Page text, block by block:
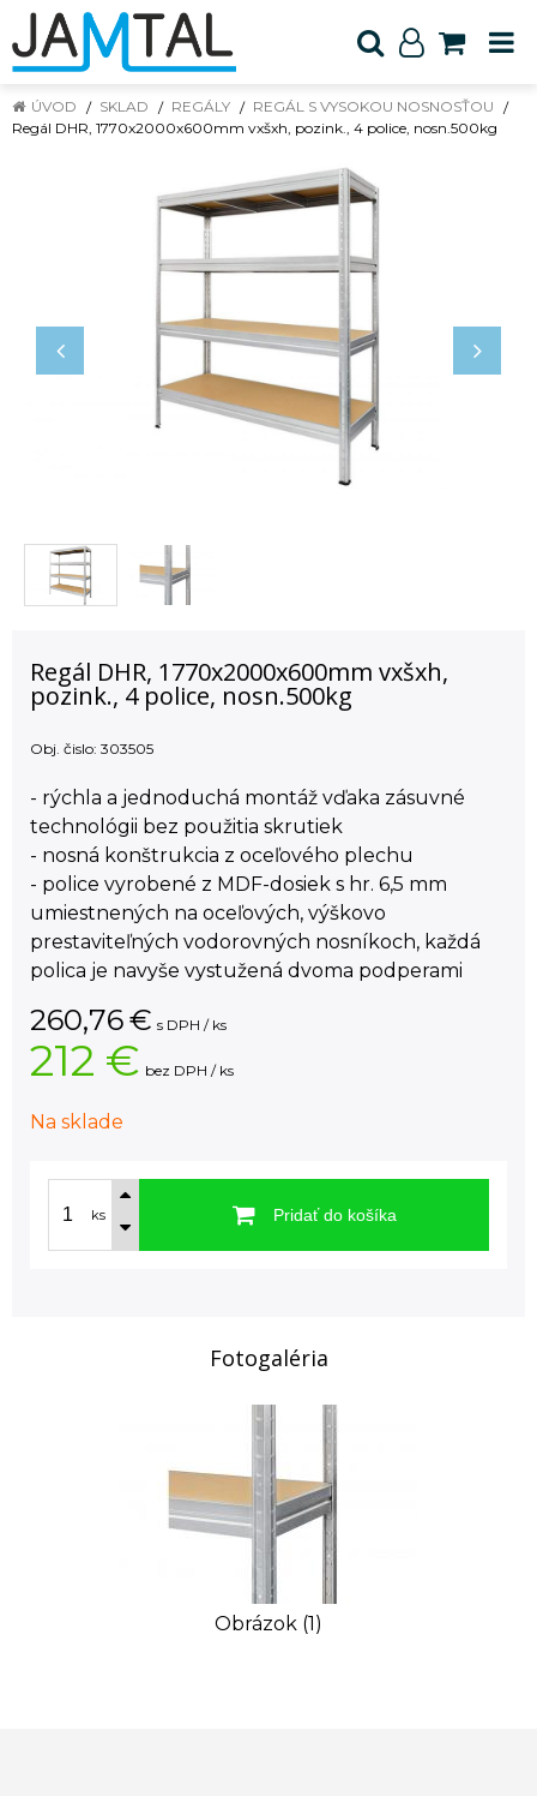
ÚVOD SKLAD REGÁLY
REGÁL S VYSOKOU NOSNOSŤOU
Regál DHR, 1770x2000x600mm vxšxh, pozink., 4 police, nosn.500kg
Regál DHR, 1770x2000x600mm vxšxh,
pozink., 4 police, nosn.500kg
Obj. čislo: 303505
- rýchla a jednoduchá montáž vďaka zásuvné
technológii bez použitia skrutiek
- nosná konštrukcia z oceľového plechu
- police vyrobené z MDF-dosiek s hr. 6,5 mm
umiestnených na oceľových, výškovo
prestaviteľných vodorovných nosníkoch, každá
polica je navyše vystužená dvoma podperami
260,76€ s DPH / ks
212 € bez DPH / ks
Na sklade
ks Pridať do košíka
Fotogaléria
Obrázok (1)